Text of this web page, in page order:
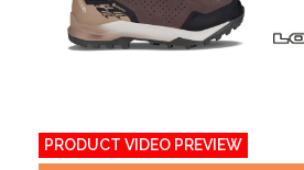
PRODUCT VIDEO PREVIEW